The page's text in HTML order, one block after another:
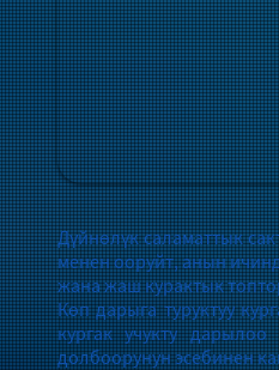
Дүйнөлүк саламаттык
менен ооруйт, анын
жана жаш курактык
Көп дарыга туруктуу
кургак учукту
долбоорунун эсебинен